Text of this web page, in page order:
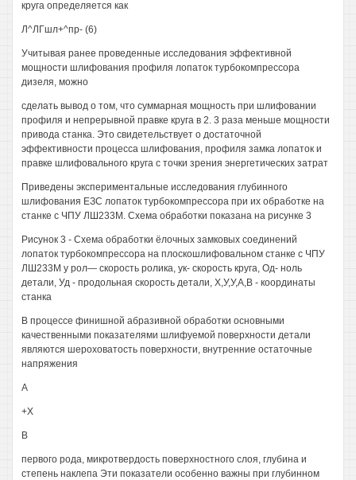
круга определяется как
Л^ЛГшл+^пр- (6)
Учитывая ранее проведенные исследования эффективной
мощности шлифования профиля лопаток турбокомпрессора
дизеля, можно
сделать вывод о том, что суммарная мощность при шлифовании
профиля и непрерывной правке круга в 2. 3 раза меньше мощности
привода станка. Это свидетельствует о достаточной
эффективности процесса шлифования, профиля замка лопаток и
правке шлифовального круга с точки зрения энергетических затрат
Приведены экспериментальные исследования глубинного
шлифования ЕЗС лопаток турбокомпрессора при их обработке на
станке с ЧПУ ЛШ233М. Схема обработки показана на рисунке 3
Рисунок 3 - Схема обработки ёлочных замковых соединений
лопаток турбокомпрессора на плоскошлифовальном станке с ЧПУ
ЛШ233М у рол— скорость ролика, ук- скорость круга, Од- ноль
детали, Уд - продольная скорость детали, Х,У,У,А,В - координаты
станка
В процессе финишной абразивной обработки основными
качественными показателями шлифуемой поверхности детали
являются шероховатость поверхности, внутренние остаточные
напряжения
А
+Х
В
первого рода, микротвердость поверхностного слоя, глубина и
степень наклепа Эти показатели особенно важны при глубинном